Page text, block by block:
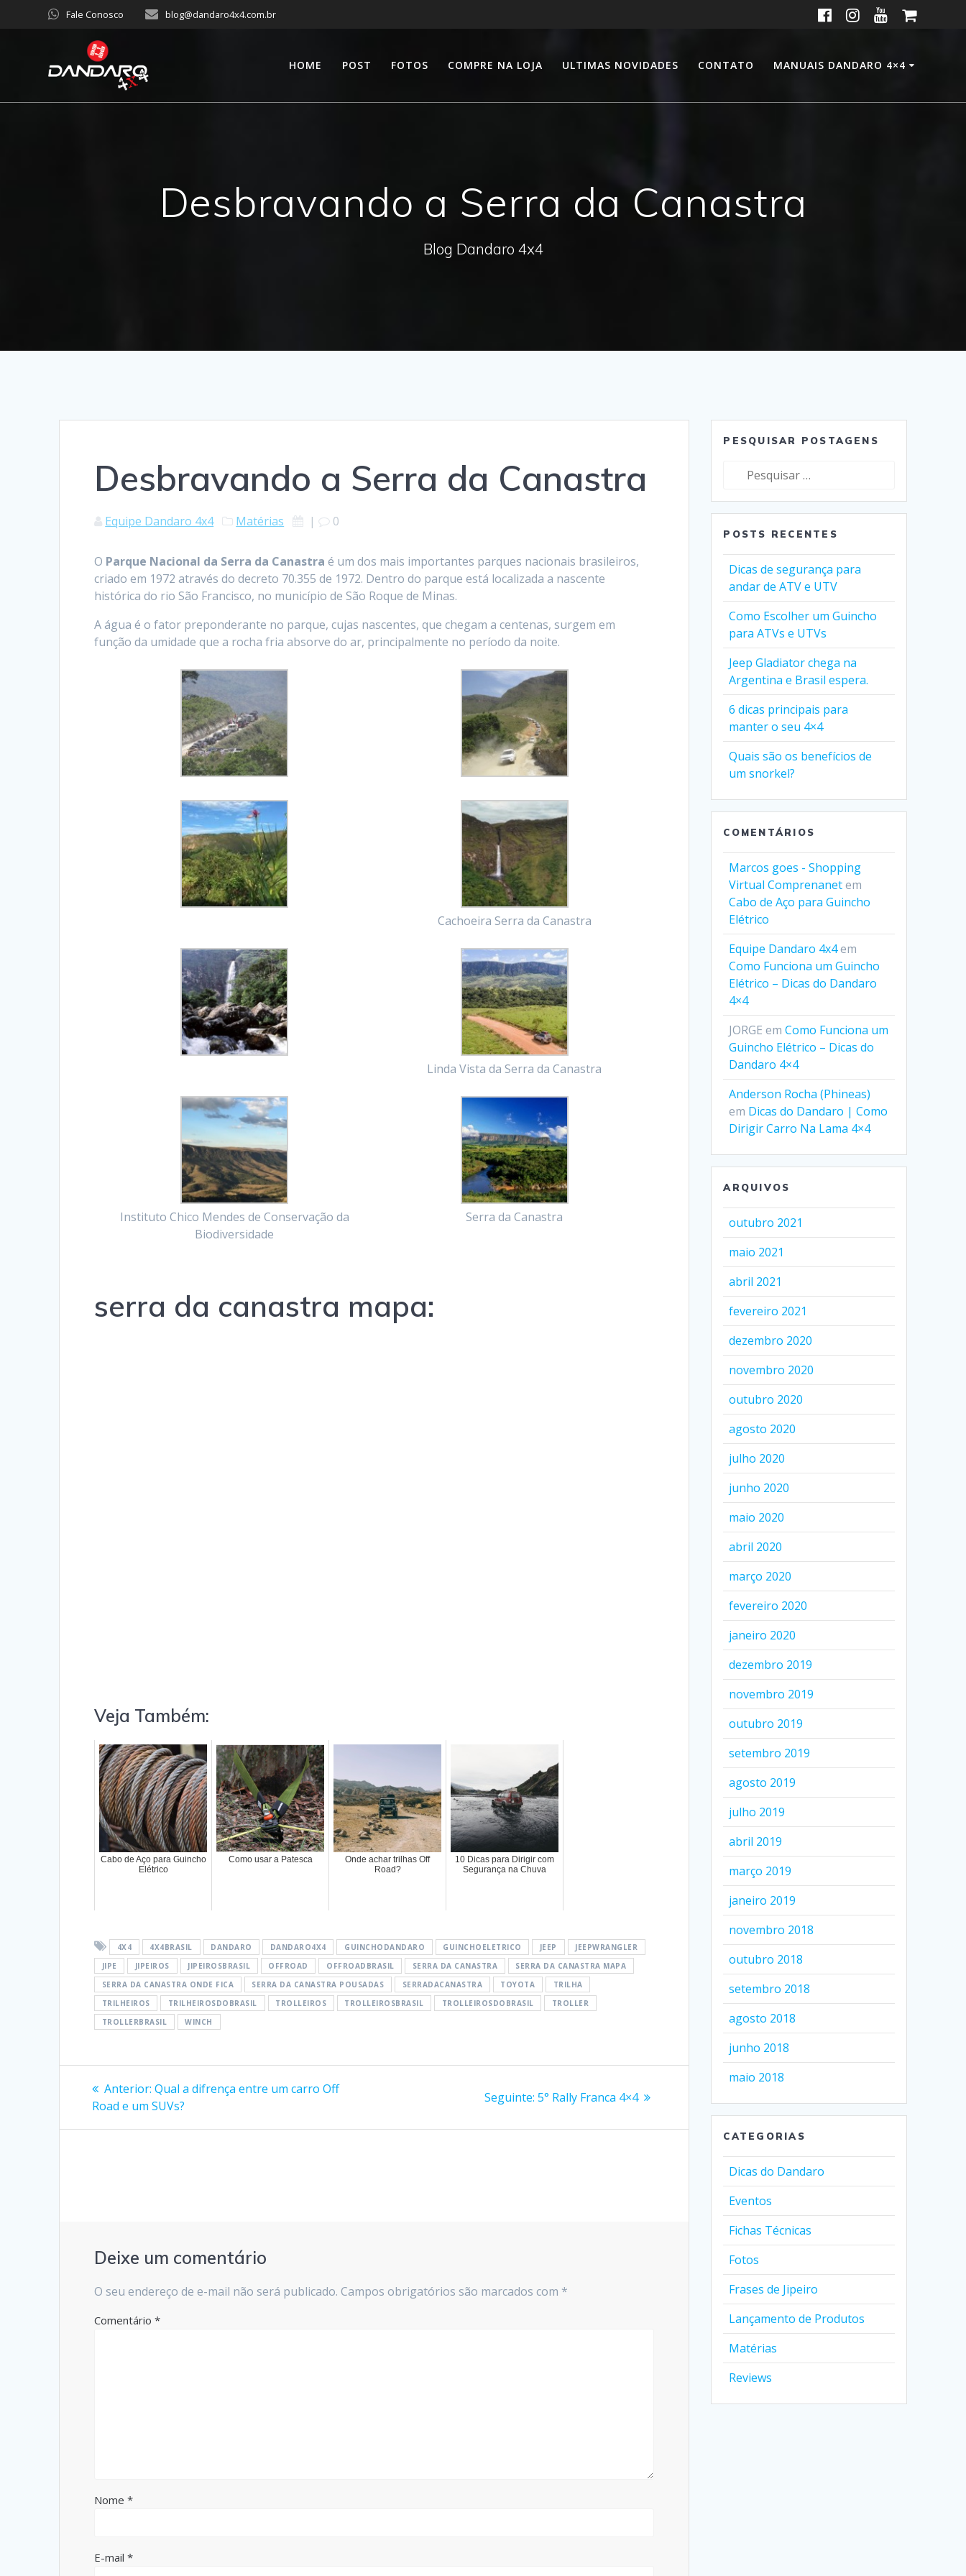
Fale Conosco blog@dandaro4x4.com.br
HOME POST FOTOS COMPRE NA LOJA ULTIMAS NOVIDADES CONTATO MANUAIS DANDARO 4×4
Desbravando a Serra da Canastra
Blog Dandaro 4x4
Desbravando a Serra da Canastra
Equipe Dandaro 4x4 Matérias | 0
O Parque Nacional da Serra da Canastra é um dos mais importantes parques nacionais brasileiros,
criado em 1972 através do decreto 70.355 de 1972. Dentro do parque está localizada a nascente
histórica do rio São Francisco, no município de São Roque de Minas.
A água é o fator preponderante no parque, cujas nascentes, que chegam a centenas, surgem em
função da umidade que a rocha fria absorve do ar, principalmente no período da noite.
Cachoeira Serra da Canastra
Linda Vista da Serra da Canastra
Instituto Chico Mendes de Conservação da
Biodiversidade
Serra da Canastra
serra da canastra mapa:
Veja Também:
Cabo de Aço para Guincho
Elétrico
Como usar a Patesca
Onde achar trilhas Off
Road?
10 Dicas para Dirigir com
Segurança na Chuva
4X4 4X4BRASIL DANDARO DANDARO4X4 GUINCHODANDARO GUINCHOELETRICO JEEP
JEEPWRANGLER
JIPE
JIPEIROS JIPEIROSBRASIL OFFROAD OFFROADBRASIL SERRA DA CANASTRA
SERRA DA CANASTRA MAPA
SERRA DA CANASTRA ONDE FICA
SERRA DA CANASTRA POUSADAS SERRADACANASTRA TOYOTA
TRILHA
TRILHEIROS
TRILHEIROSDOBRASIL TROLLEIROS TROLLEIROSBRASIL TROLLEIROSDOBRASIL
TROLLER
TROLLERBRASIL
WINCH
Navegação
de
Anterior: Post
anterior:
Qual a difrença entre um carro Off
Road e um SUVs?
Seguinte: Post
5° Rally Franca 4×4
Deixe um comentário
O seu endereço de e-mail não será publicado. Campos obrigatórios são marcados com *
Comentário*
Nome*
E-mail*
PESQUISAR POSTAGENS
Pesquisar
POSTS RECENTES
Dicas de segurança para
andar de ATV e UTV
Como Escolher um Guincho
para ATVs e UTVs
Jeep Gladiator chega na
Argentina e Brasil espera.
6 dicas principais para
manter o seu 4×4
Quais são os benefícios de
um snorkel?
COMENTÁRIOS
Marcos goes - Shopping
Virtual Comprenanetem
Cabo de Aço para Guincho
Elétrico
Equipe Dandaro 4x4em
Como Funciona um Guincho
Elétrico – Dicas do Dandaro
4×4
JORGE emComo Funciona um
Guincho Elétrico – Dicas do
Dandaro 4×4
Anderson Rocha (Phineas)
em Dicas do Dandaro | Como
Dirigir Carro Na Lama 4×4
ARQUIVOS
outubro 2021
maio 2021
abril 2021
fevereiro 2021
dezembro 2020
novembro 2020
outubro 2020
agosto 2020
julho 2020
junho 2020
maio 2020
abril 2020
março 2020
fevereiro 2020
janeiro 2020
dezembro 2019
novembro 2019
outubro 2019
setembro 2019
agosto 2019
julho 2019
abril 2019
março 2019
janeiro 2019
novembro 2018
outubro 2018
setembro 2018
agosto 2018
junho 2018
maio 2018
CATEGORIAS
Dicas do Dandaro
Eventos
Fichas Técnicas
Fotos
Frases de Jipeiro
Lançamento de Produtos
Matérias
Reviews